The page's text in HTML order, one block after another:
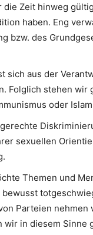
die Zeit hinweg
haben. Eng
bzw. des
sich aus der
Folglich stehen wir
oder
sexuellen
Themen und
Parteien
wir in diesem Sinne